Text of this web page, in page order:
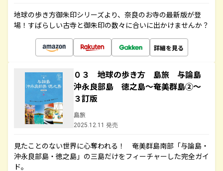
地球の歩き方御朱印シリーズより、奈良のお寺の最新版が登
場！すばらしい古寺と御朱印の数々に合いに出かけませんか？
詳細を見る
０３ 地球の歩き方 島旅 与論島
沖永良部島 徳之島～奄美群島②～
３訂版
島旅
2025.12.11 発売
見たことのない世界に心奪われる！ 奄美群島南部「与論島・
沖永良部島・徳之島」の三島だけをフィーチャーした完全ガイ
ド。